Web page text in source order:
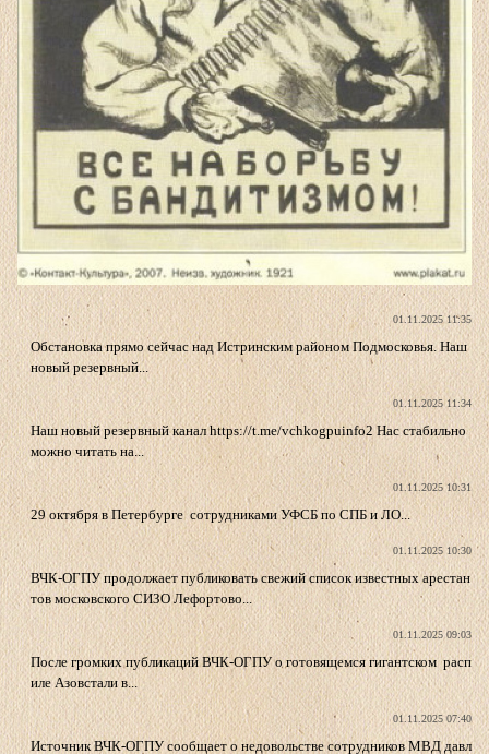
01.11.2025 11:35
Обстановка прямо сейчас над Истринским районом Подмосковья. Наш
новый резервный...
01.11.2025 11:34
Наш новый резервный канал https://t.me/vchkogpuinfo2 Нас стабильно
можно читать на...
01.11.2025 10:31
29 октября в Петербурге сотрудниками УФСБ по СПБ и ЛО...
01.11.2025 10:30
ВЧК-ОГПУ продолжает публиковать свежий список известных арестан
тов московского СИЗО Лефортово...
01.11.2025 09:03
После громких публикаций ВЧК-ОГПУ о готовящемся гигантском расп
иле Азовстали в...
01.11.2025 07:40
Источник ВЧК-ОГПУ сообщает о недовольстве сотрудников МВД давл